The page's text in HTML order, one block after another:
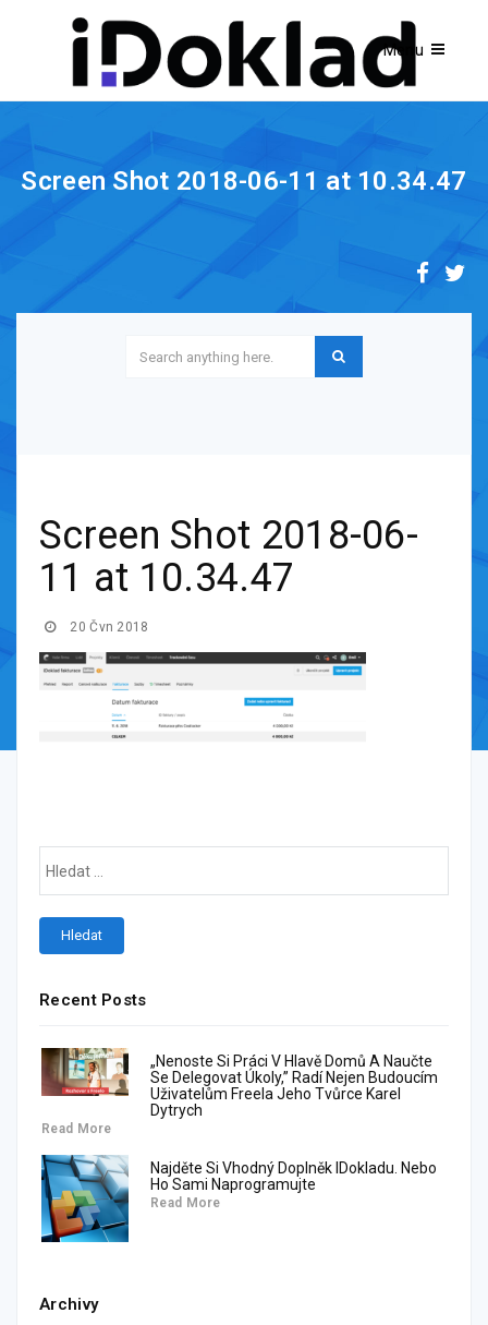
Screen Shot 2018-06-11 at 10.34.47
Screen Shot 2018-06-
11 at 10.34.47
20 Čvn 2018
Recent Posts
„Nenoste Si Práci V Hlavě Domů A Naučte
Se Delegovat Úkoly,” Radí Nejen Budoucím
Uživatelům Freela Jeho Tvůrce Karel
Dytrych
Read More
Najděte Si Vhodný Doplněk IDokladu. Nebo
Ho Sami Naprogramujte
Read More
Archivy